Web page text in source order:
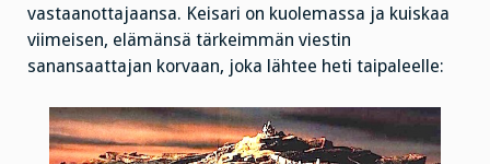
vastaanottajaansa. Keisari on kuolemassa ja kuiskaa
viimeisen, elämänsä tärkeimmän viestin
sanansaattajan korvaan, joka lähtee heti taipaleelle: